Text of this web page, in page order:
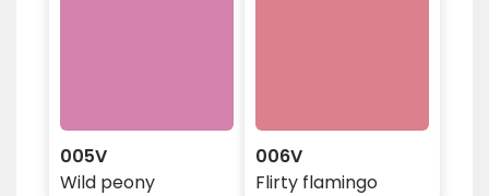
005V
Wild peony
006V
Flirty flamingo